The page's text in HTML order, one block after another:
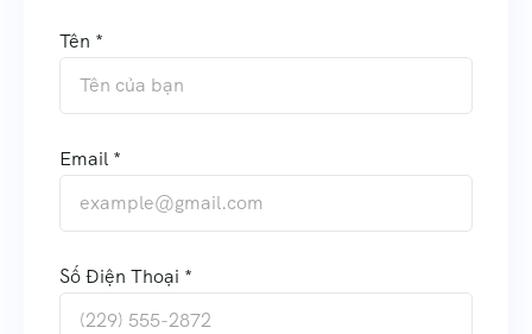
Tên *
Email *
Số Điện Thoại *